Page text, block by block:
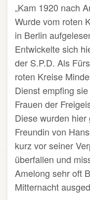
„Kam 1920 nach
Wurde vom roten
in Berlin
Entwickelte sich
der S.P.D. Als
roten Kreise
Dienst empfing
Frauen der
Diese wurden
Freundin von
kurz vor seiner
überfallen und
Amelong sehr oft
Mitternacht